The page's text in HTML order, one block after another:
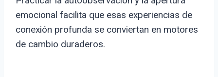
emocional facilita que esas experiencias de
conexión profunda se conviertan en motores
de cambio duraderos.